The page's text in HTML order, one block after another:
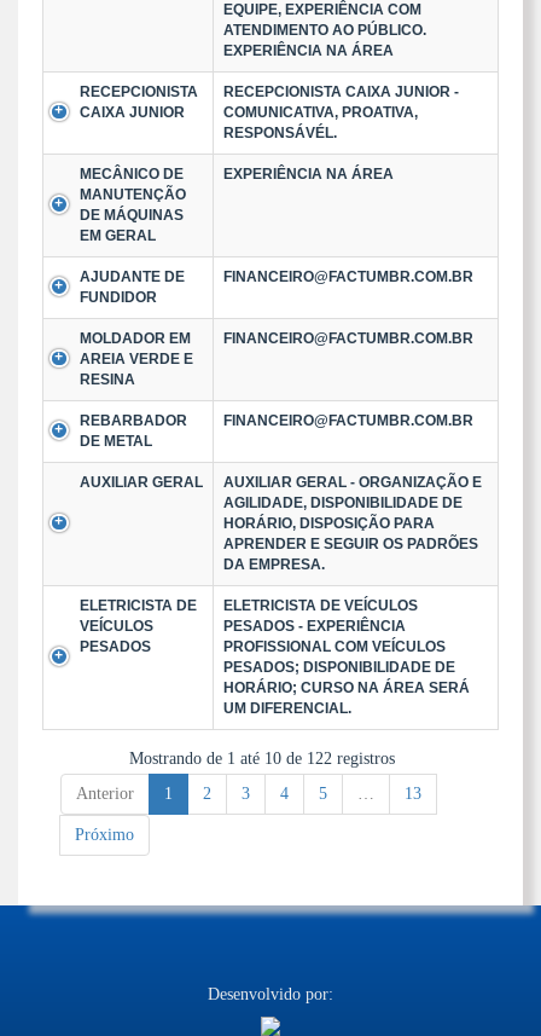
EQUIPE, EXPERIÊNCIA COM
ATENDIMENTO AO PÚBLICO.
EXPERIÊNCIA NA ÁREA
RECEPCIONISTA
CAIXA JUNIOR
RECEPCIONISTA CAIXA JUNIOR -
COMUNICATIVA, PROATIVA,
RESPONSÁVÉL.
MECÂNICO DE
MANUTENÇÃO
DE MÁQUINAS
EM GERAL
EXPERIÊNCIA NA ÁREA
AJUDANTE DE
FUNDIDOR
FINANCEIRO@FACTUMBR.COM.BR
MOLDADOR EM
AREIA VERDE E
RESINA
FINANCEIRO@FACTUMBR.COM.BR
REBARBADOR
DE METAL
FINANCEIRO@FACTUMBR.COM.BR
AUXILIAR GERAL
AUXILIAR GERAL - ORGANIZAÇÃO E
AGILIDADE, DISPONIBILIDADE DE
HORÁRIO, DISPOSIÇÃO PARA
APRENDER E SEGUIR OS PADRÕES
DA EMPRESA.
ELETRICISTA DE
VEÍCULOS
PESADOS
ELETRICISTA DE VEÍCULOS
PESADOS - EXPERIÊNCIA
PROFISSIONAL COM VEÍCULOS
PESADOS; DISPONIBILIDADE DE
HORÁRIO; CURSO NA ÁREA SERÁ
UM DIFERENCIAL.
Mostrando de 1 até 10 de 122 registros
Anterior
1 2 3 4 5 … 13
Próximo
Desenvolvido por: